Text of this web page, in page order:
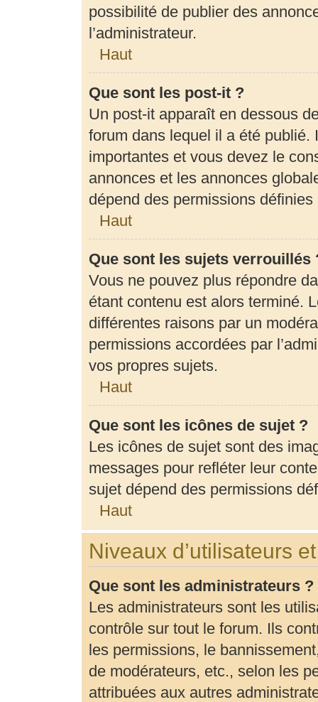
possibilité de publier des
l’administrateur.
Haut
Que sont les post-it ?
Un post-it apparaît en dessous
forum dans lequel il a été
importantes et vous devez le
annonces et les annonces
dépend des permissions définies
Haut
Que sont les sujets verrouillés
Vous ne pouvez plus répondre
étant contenu est alors terminé.
différentes raisons par un
permissions accordées par
vos propres sujets.
Haut
Que sont les icônes de sujet ?
Les icônes de sujet sont des
messages pour refléter leur
sujet dépend des permissions
Haut
Niveaux d’utilisateurs
Que sont les administrateurs ?
Les administrateurs sont les
contrôle sur tout le forum. Ils
les permissions, le
de modérateurs, etc., selon les
attribuées aux autres